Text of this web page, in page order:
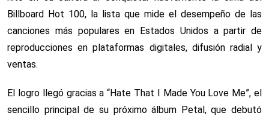
Billboard Hot 100, la lista que mide el desempeño de las
canciones más populares en Estados Unidos a partir de
reproducciones en plataformas digitales, difusión radial y
ventas.
El logro llegó gracias a “Hate That I Made You Love Me”, el
sencillo principal de su próximo álbum Petal, que debutó